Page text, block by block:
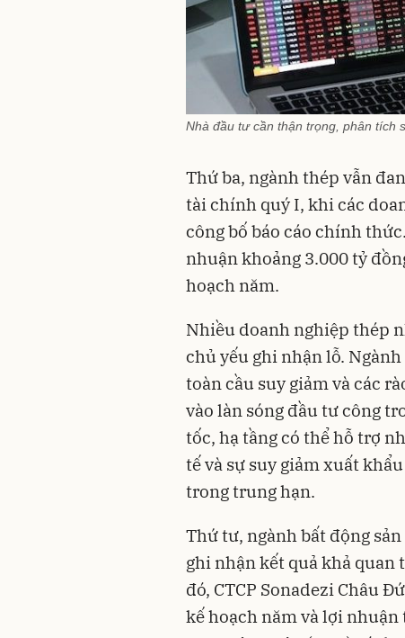
Nhà đầu tư cần thận trọng, phân tích
Thứ ba, ngành thép vẫn
tài chính quý I, khi các
công bố báo cáo chính
nhuận khoảng 3.000 tỷ
hoạch năm.
Nhiều doanh nghiệp thép
chủ yếu ghi nhận lỗ.
toàn cầu suy giảm và các
vào làn sóng đầu tư công
tốc, hạ tầng có thể hỗ trợ
tế và sự suy giảm xuất
trong trung hạn.
Thứ tư, ngành bất động
ghi nhận kết quả khả quan
đó, CTCP Sonadezi Châu
kế hoạch năm và lợi nhuận